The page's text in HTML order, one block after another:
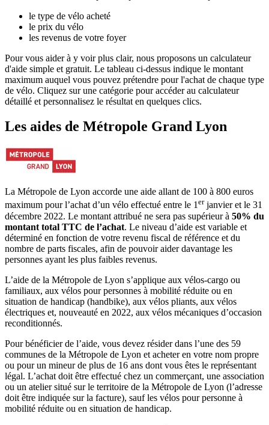
le type de vélo acheté
le prix du vélo
les revenus de votre foyer
Pour vous aider à y voir plus clair, nous proposons un calculateur
d'aide simple et gratuit. Le tableau ci-dessus indique le montant
maximum auquel vous pouvez prétendre pour l'achat de chaque type
de vélo. Cliquez sur une catégorie pour accéder au calculateur
détaillé et personnalisez le résultat en quelques clics.
Les aides de Métropole Grand Lyon
La Métropole de Lyon accorde une aide allant de 100 à 800 euros
maximum pour l’achat d’un vélo effectué entre le 1erjanvier et le 31
décembre 2022. Le montant attribué ne sera pas supérieur à 50% du
montant total TTC de l’achat. Le niveau d’aide est variable et
déterminé en fonction de votre revenu fiscal de référence et du
nombre de parts fiscales, afin de pouvoir aider davantage les
personnes ayant les plus faibles revenus.
L’aide de la Métropole de Lyon s’applique aux vélos-cargo ou
familiaux, aux vélos pour personnes à mobilité réduite ou en
situation de handicap (handbike), aux vélos pliants, aux vélos
électriques et, nouveauté en 2022, aux vélos mécaniques d’occasion
reconditionnés.
Pour bénéficier de l’aide, vous devez résider dans l’une des 59
communes de la Métropole de Lyon et acheter en votre nom propre
ou pour un mineur de plus de 16 ans dont vous êtes le représentant
légal. L’achat doit être effectué chez un commerçant, une association
ou un atelier situé sur le territoire de la Métropole de Lyon (l’adresse
doit être indiquée sur la facture), sauf les vélos pour personne à
mobilité réduite ou en situation de handicap.